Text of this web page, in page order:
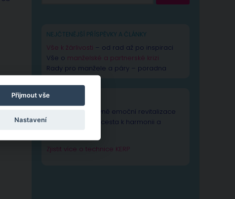
NEJČTENĚJŠÍ PŘÍSPĚVKY A ČLÁNKY
Vše k žárlivosti – od rad až po inspiraci
Vše o manželské a partnerské krizi
Rady pro manžele a páry – poradna
TECHNIKA KERP
Technika Kognitivně emoční revitalizace
psychiky – Vaše cesta k harmonii a
Zjistit více o technice KERP
Přijmout vše
Nastavení